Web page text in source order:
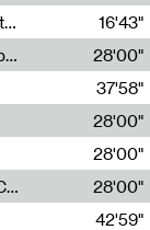
Light turbulences #1 : ON TIME (live voix-batterie) avec Jérôme Game & Jean-Michel Espitallier
16'43"
Radia Show #1094 Chronicles from the Arab Cold War by Ghazi Barakat
28'00"
37'58"
28'00"
28'00"
Radia Show #1090 : Radia Wave Farm WGXC Corey De Juan Sherrard Jr Startalk
28'00"
42'59"